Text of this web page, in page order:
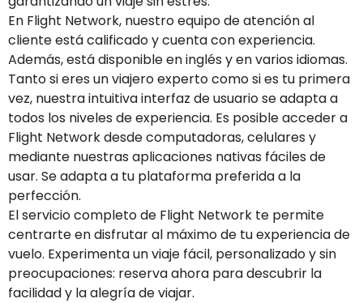
En Flight Network, nuestro equipo de atención al
cliente está calificado y cuenta con experiencia.
Además, está disponible en inglés y en varios idiomas.
Tanto si eres un viajero experto como si es tu primera
vez, nuestra intuitiva interfaz de usuario se adapta a
todos los niveles de experiencia. Es posible acceder a
Flight Network desde computadoras, celulares y
mediante nuestras aplicaciones nativas fáciles de
usar. Se adapta a tu plataforma preferida a la
perfección.
El servicio completo de Flight Network te permite
centrarte en disfrutar al máximo de tu experiencia de
vuelo. Experimenta un viaje fácil, personalizado y sin
preocupaciones: reserva ahora para descubrir la
facilidad y la alegría de viajar.